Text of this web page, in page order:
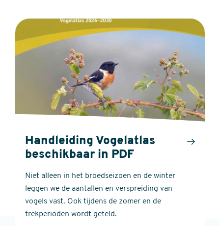
Handleiding Vogelatlas
beschikbaar in PDF
Niet alleen in het broedseizoen en de winter
leggen we de aantallen en verspreiding van
vogels vast. Ook tijdens de zomer en de
trekperioden wordt geteld.